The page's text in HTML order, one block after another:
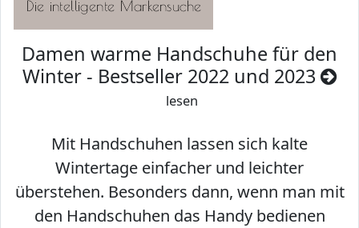
Damen warme Handschuhe für den
Winter - Bestseller 2022 und 2023
lesen
Mit Handschuhen lassen sich kalte
Wintertage einfacher und leichter
überstehen. Besonders dann, wenn man mit
den Handschuhen das Handy bedienen